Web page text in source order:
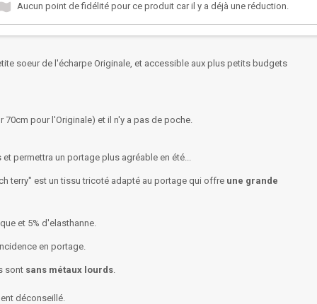
Aucun point de fidélité pour ce produit car il y a déjà une réduction.
soeur de l'écharpe Originale, et accessible aux plus petits budgets
70cm pour l'Originale) et il n'y a pas de poche.
permettra un portage plus agréable en été...
terry" est un tissu tricoté adapté au portage qui offre une grande
et 5% d'elasthanne.
en portage.
sont sans métaux lourds.
déconseillé.